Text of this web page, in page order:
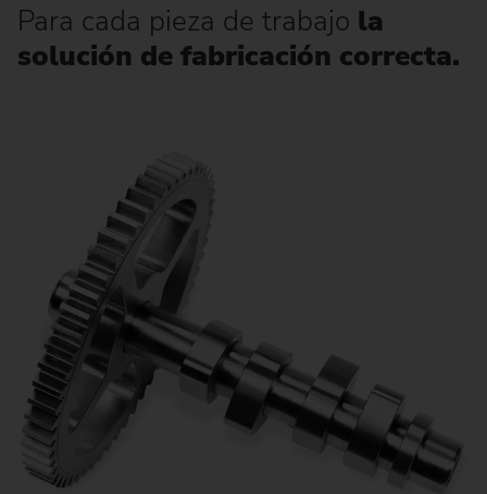
Para cada pieza de trabajo la
solución de fabricación correcta.